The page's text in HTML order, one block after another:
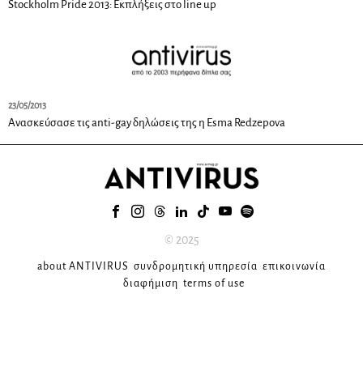
Stockholm Pride 2013: Εκπλήξεις στο line up
23/05/2013
Ανασκεύσασε τις anti-gay δηλώσεις της η Esma Redzepova
© 2025
about ANTIVIRUS συνδρομητική υπηρεσία επικοινωνία
διαφήμιση terms of use